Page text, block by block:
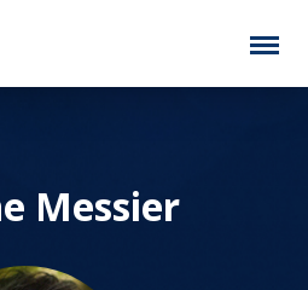
Messier